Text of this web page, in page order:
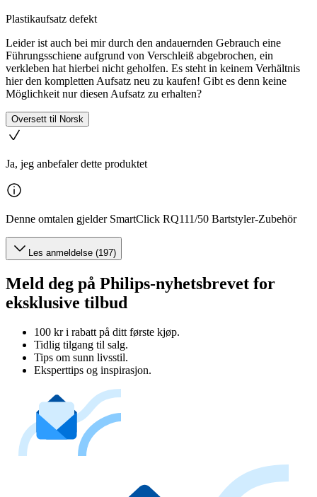
Plastikaufsatz defekt
Leider ist auch bei mir durch den andauernden Gebrauch eine
Führungsschiene aufgrund von Verschleiß abgebrochen, ein
verkleben hat hierbei nicht geholfen. Es steht in keinem Verhältnis
hier den kompletten Aufsatz neu zu kaufen! Gibt es denn keine
Möglichkeit nur diesen Aufsatz zu erhalten?
Oversett til Norsk
Ja, jeg anbefaler dette produktet
Denne omtalen gjelder SmartClick RQ111/50 Bartstyler-Zubehör
Les anmeldelse (197)
Meld deg på Philips-nyhetsbrevet for
eksklusive tilbud
100 kr i rabatt på ditt første kjøp.
Tidlig tilgang til salg.
Tips om sunn livsstil.
Eksperttips og inspirasjon.